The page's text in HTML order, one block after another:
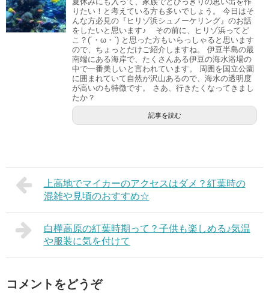
りたい！と考えている方も多いでしょう。 今日はそ
んな方必見の『ヒリゾ浜シュノーケリング』のお話
をしたいと思います♪ その前に、ヒリゾ浜ってど
こ？(´・ω・`) と思った方もいらっしゃると思います
ので、ちょっとだけご紹介しますね。 伊豆半島の最
南端にある海岸で、たくさんある伊豆の海水浴場の
中で一番美しいと言われています。 周囲を国立公園
に囲まれていて自然が沢山あるので、海水の透明度
が高いのも特徴です。 さあ、行きたくなってきまし
たか？
記事を読む
上高地でマイカーのアクセスはダメ？紅葉時の
混雑や見頃のおすすめ☆
白樺高原の紅葉時期って？子供も楽しめる♪気温
や服装に気を付けて
コメントをどうぞ